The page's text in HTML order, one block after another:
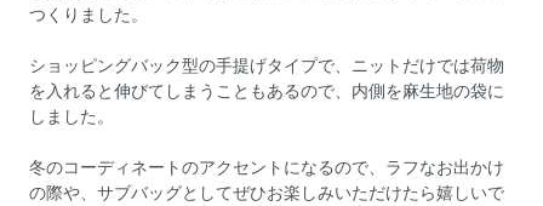
つくりました。
ショッピングバック型の手提げタイプで、ニットだけでは荷物
を入れると伸びてしまうこともあるので、内側を麻生地の袋に
しました。
冬のコーディネートのアクセントになるので、ラフなお出かけ
の際や、サブバッグとしてぜひお楽しみいただけたら嬉しいで